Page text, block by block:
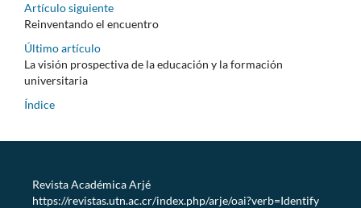
Artículo siguiente
Reinventando el encuentro
Último artículo
La visión prospectiva de la educación y la formación
universitaria
Índice
Revista Académica Arjé
https://revistas.utn.ac.cr/index.php/arje/oai?verb=Identify